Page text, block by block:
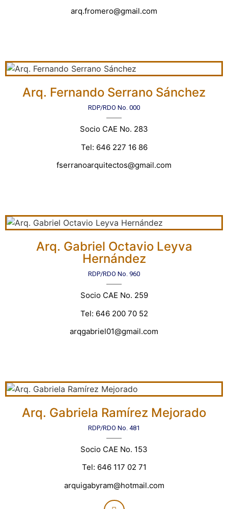
arq.fromero@gmail.com
Arq. Fernando Serrano Sánchez
RDP/RDO No. 000
Socio CAE No. 283
Tel: 646 227 16 86
fserranoarquitectos@gmail.com
Arq. Gabriel Octavio Leyva
Hernández
RDP/RDO No. 960
Socio CAE No. 259
Tel: 646 200 70 52
arqgabriel01@gmail.com
Arq. Gabriela Ramírez Mejorado
RDP/RDO No. 481
Socio CAE No. 153
Tel: 646 117 02 71
arquigabyram@hotmail.com